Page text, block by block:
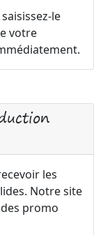
le
votre
les
Notre site
promo